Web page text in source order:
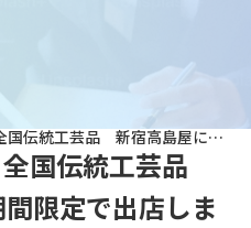
The Beatles×全国伝統工芸品 新宿高島屋に期間限定で出店します
国伝統工芸品
限定で出店しま